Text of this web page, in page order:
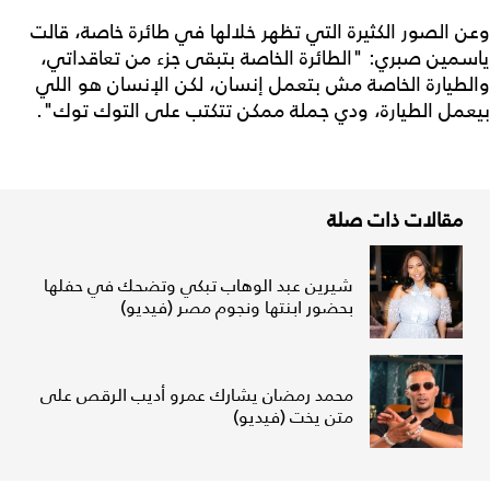
وعن الصور الكثيرة التي تظهر خلالها في طائرة خاصة، قالت
ياسمين صبري: "الطائرة الخاصة بتبقى جزء من تعاقداتي،
والطيارة الخاصة مش بتعمل إنسان، لكن الإنسان هو اللي
بيعمل الطيارة، ودي جملة ممكن تتكتب على التوك توك".
مقالات ذات صلة
شيرين عبد الوهاب تبكي وتضحك في حفلها
بحضور ابنتها ونجوم مصر (فيديو)
محمد رمضان يشارك عمرو أديب الرقص على
متن يخت (فيديو)